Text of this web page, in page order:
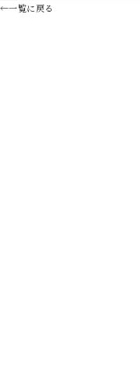
←一覧に戻る